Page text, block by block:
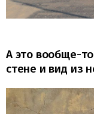
А это вообще-
стене и вид из